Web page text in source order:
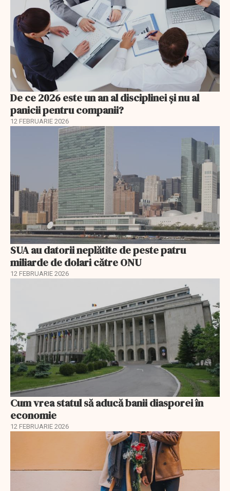
De ce 2026 este un an al disciplinei și nu al
panicii pentru companii?
12 FEBRUARIE 2026
SUA au datorii neplătite de peste patru
miliarde de dolari către ONU
12 FEBRUARIE 2026
Cum vrea statul să aducă banii diasporei în
economie
12 FEBRUARIE 2026